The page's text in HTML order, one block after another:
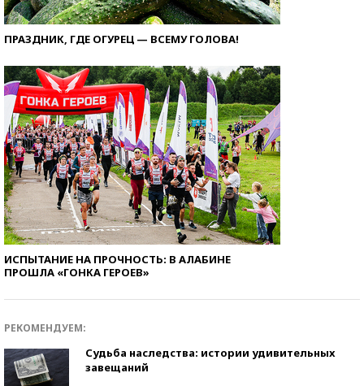
ПРАЗДНИК, ГДЕ ОГУРЕЦ — ВСЕМУ ГОЛОВА!
ИСПЫТАНИЕ НА ПРОЧНОСТЬ: В АЛАБИНЕ
ПРОШЛА «ГОНКА ГЕРОЕВ»
РЕКОМЕНДУЕМ:
Судьба наследства: истории удивительных
завещаний